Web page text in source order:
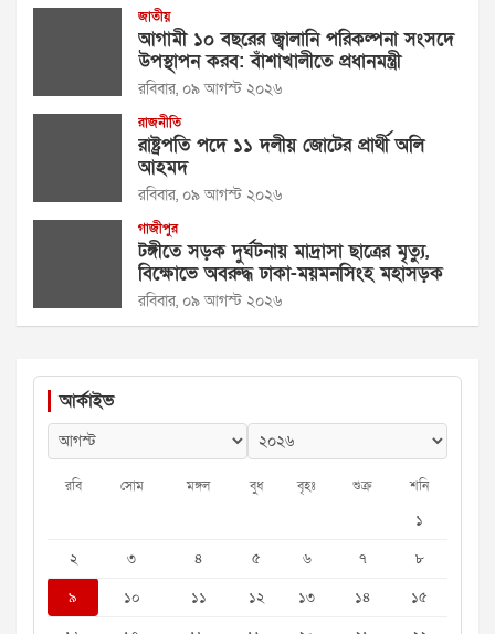
জাতীয়
আগামী ১০ বছরের জ্বালানি পরিকল্পনা সংসদে
উপস্থাপন করব: বাঁশাখালীতে প্রধানমন্ত্রী
রবিবার, ০৯ আগস্ট ২০২৬
রাজনীতি
রাষ্ট্রপতি পদে ১১ দলীয় জোটের প্রার্থী অলি
আহমদ
রবিবার, ০৯ আগস্ট ২০২৬
গাজীপুর
টঙ্গীতে সড়ক দুর্ঘটনায় মাদ্রাসা ছাত্রের মৃত্যু,
বিক্ষোভে অবরুদ্ধ ঢাকা-ময়মনসিংহ মহাসড়ক
রবিবার, ০৯ আগস্ট ২০২৬
আর্কাইভ
রবি সোম মঙ্গল বুধ বৃহঃ শুক্র শনি
১
২
৩ ৪ ৫ ৬ ৭
৮
৯
১০ ১১ ১২ ১৩ ১৪
১৫